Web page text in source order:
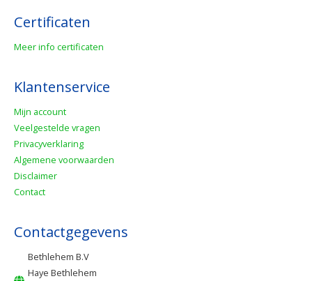
Certificaten
Meer info certificaten
Klantenservice
Mijn account
Veelgestelde vragen
Privacyverklaring
Algemene voorwaarden
Disclaimer
Contact
Contactgegevens
Bethlehem B.V
Haye Bethlehem